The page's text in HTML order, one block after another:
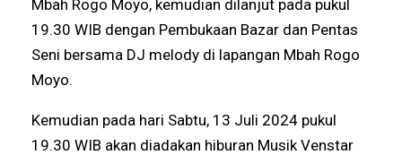
Mbah Rogo Moyo, kemudian dilanjut pada pukul
19.30 WIB dengan Pembukaan Bazar dan Pentas
Seni bersama DJ melody di lapangan Mbah Rogo
Moyo.
Kemudian pada hari Sabtu, 13 Juli 2024 pukul
19.30 WIB akan diadakan hiburan Musik Venstar